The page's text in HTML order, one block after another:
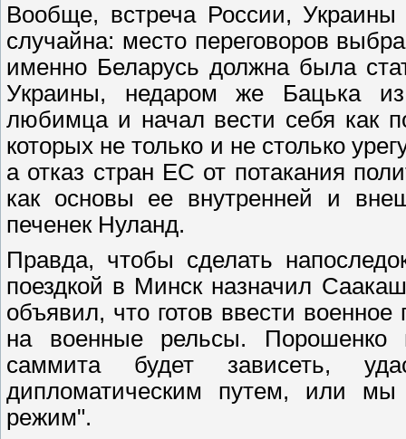
Вообще, встреча России,
случайна: место переговоров
именно Беларусь должна была
Украины, недаром же Бацька из
любимца и начал вести себя как
которых не только и не столько
а отказ стран ЕС от потакания
как основы ее внутренней и
печенек Нуланд.
Правда, чтобы сделать
поездкой в Минск назначил
объявил, что готов ввести
на военные рельсы. Порошенко
саммита будет зависеть,
дипломатическим путем, или мы
режим".